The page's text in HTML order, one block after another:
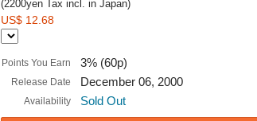
(2200yen Tax incl. in Japan)
US$ 12.68
Points You Earn 3% (60p)
Release Date December 06, 2000
Availability Sold Out